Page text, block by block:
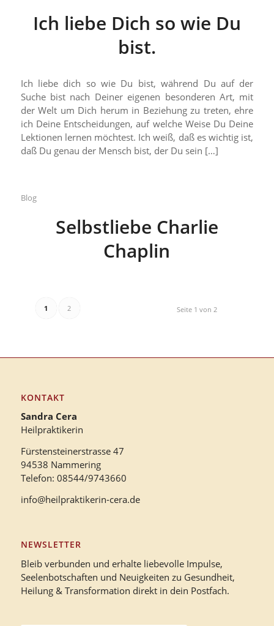
Ich liebe Dich so wie Du
bist.
Ich liebe dich so wie Du bist, während Du auf der
Suche bist nach Deiner eigenen besonderen Art, mit
der Welt um Dich herum in Beziehung zu treten, ehre
ich Deine Entscheidungen, auf welche Weise Du Deine
Lektionen lernen möchtest. Ich weiß, daß es wichtig ist,
daß Du genau der Mensch bist, der Du sein […]
Blog
Selbstliebe Charlie
Chaplin
Seite 1 von 2
1 2
KONTAKT
Sandra Cera
Heilpraktikerin
Fürstensteinerstrasse 47
94538 Nammering
Telefon: 08544/9743660
info@heilpraktikerin-cera.de
NEWSLETTER
Bleib verbunden und erhalte liebevolle Impulse,
Seelenbotschaften und Neuigkeiten zu Gesundheit,
Heilung & Transformation direkt in dein Postfach.